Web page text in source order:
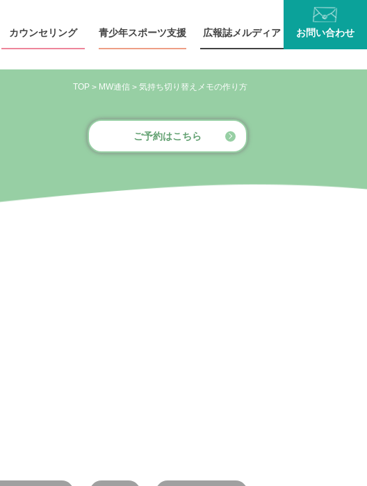
カウンセ リング 青少年スポーツ支援 広報誌メルディア お問い合わせ
TOP > MW通信 > 気持ち切り替えメモの作り方
ご予約はこちら